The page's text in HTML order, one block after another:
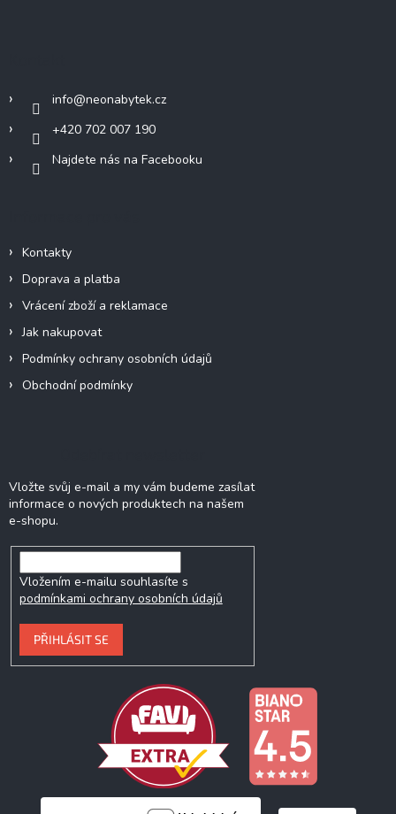
info@neonabytek.cz
+420 702 007 190
Najdete nás na Facebooku
Kontakty
Doprava a platba
Vrácení zboží a reklamace
Jak nakupovat
Podmínky ochrany osobních údajů
Obchodní podmínky
Vložte svůj e-mail a my vám budeme zasílat
informace o nových produktech na našem
e-shopu.
Vložením e-mailu souhlasíte s
podmínkami ochrany osobních údajů
PŘIHLÁSIT SE